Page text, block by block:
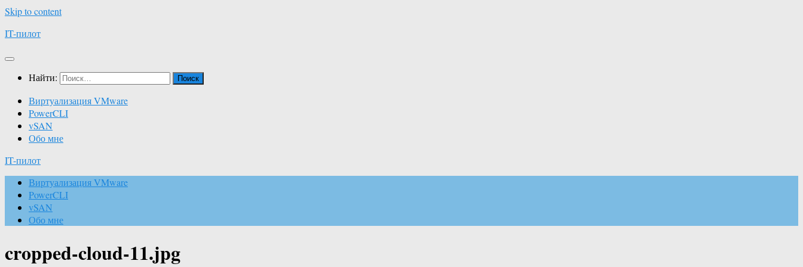
Skip to content
IT-пилот
Найти:
Виртуализация VMware
PowerCLI
vSAN
Обо мне
IT-пилот
Виртуализация VMware
PowerCLI
vSAN
Обо мне
cropped-cloud-11.jpg